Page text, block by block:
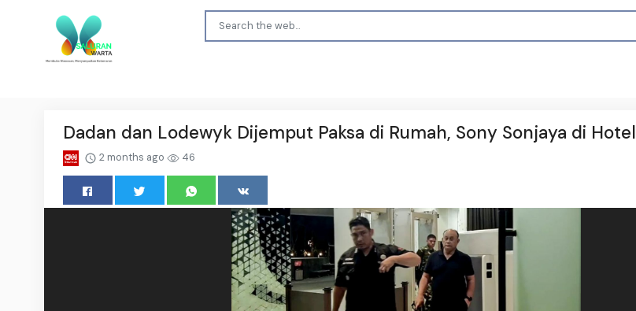
Dadan dan Lodewyk Dijemput Paksa di Rumah, Sony Sonjaya di Hotel
2 months ago 46